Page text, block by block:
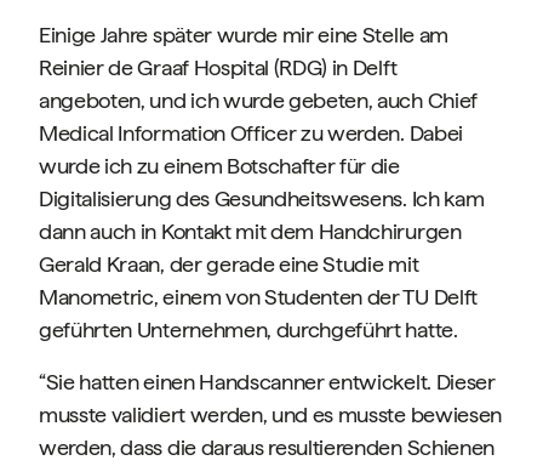
Einige Jahre später wurde mir eine Stelle am
Reinier de Graaf Hospital (RDG) in Delft
angeboten, und ich wurde gebeten, auch Chief
Medical Information Officer zu werden. Dabei
wurde ich zu einem Botschafter für die
Digitalisierung des Gesundheitswesens. Ich kam
dann auch in Kontakt mit dem Handchirurgen
Gerald Kraan, der gerade eine Studie mit
Manometric, einem von Studenten der TU Delft
geführten Unternehmen, durchgeführt hatte.
“Sie hatten einen Handscanner entwickelt. Dieser
musste validiert werden, und es musste bewiesen
werden, dass die daraus resultierenden Schienen